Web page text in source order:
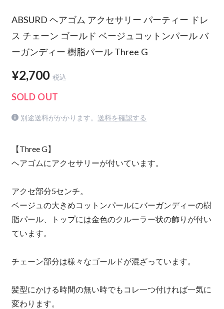
ABSURD ヘアゴム アクセサリー パーティー ドレ
ス チェーン ゴールド ベージュコットンパール バ
ーガンディー 樹脂パール Three G
¥2,700 税込
SOLD OUT
別途送料がかかります。 送料を確認する
【Three G】
ヘアゴムにアクセサリーが付いています。
アクセ部分5センチ。
ベージュの大きめコットンパールにバーガンディーの樹
脂パール、トップには金色のクルーラー状の飾りが付い
ています。
チェーン部分は様々なゴールドが混ざっています。
髪型にかける時間の無い時でもコレ一つ付ければ一気に
変わります。